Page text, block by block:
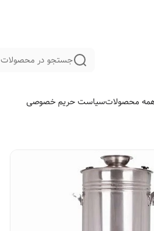
جستجو در محصولات
محصولاتسیاست حریم خصوصی